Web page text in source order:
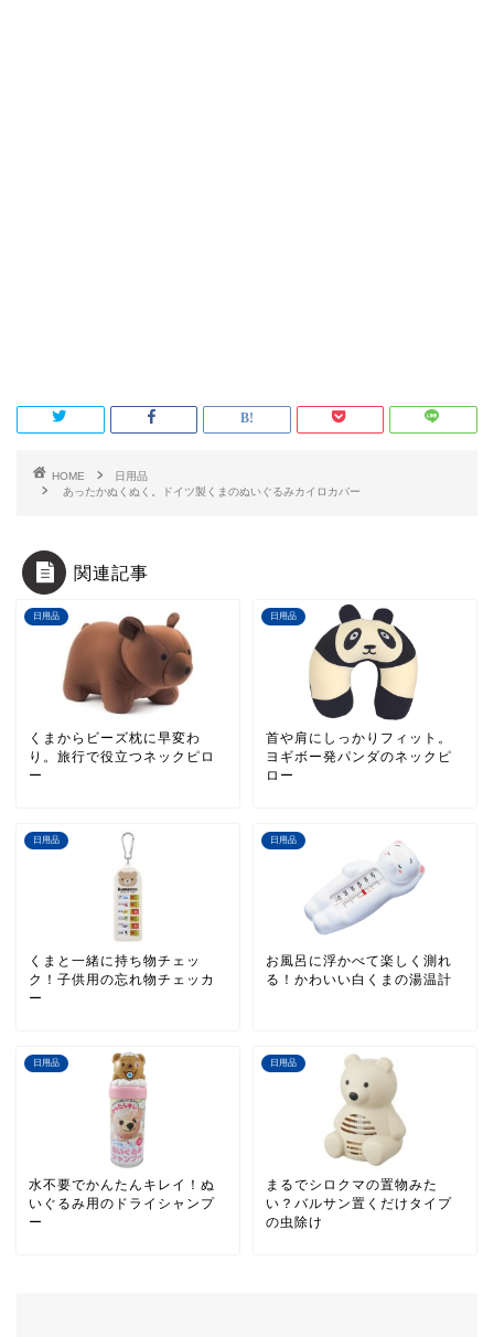
HOME
日用品
あったかぬくぬく。ドイツ製くまのぬいぐるみカイロカバー
関連記事
日用品
くまからビーズ枕に早変わ
り。旅行で役立つネックピロ
ー
日用品
首や肩にしっかりフィット。
ヨギボー発パンダのネックピ
ロー
日用品
くまと一緒に持ち物チェッ
ク！子供用の忘れ物チェッカ
ー
日用品
お風呂に浮かべて楽しく測れ
る！かわいい白くまの湯温計
日用品
水不要でかんたんキレイ！ぬ
いぐるみ用のドライシャンプ
ー
日用品
まるでシロクマの置物みた
い？バルサン置くだけタイプ
の虫除け